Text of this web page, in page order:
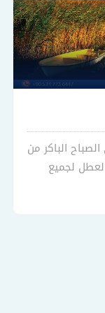
الباكر من
لجميع